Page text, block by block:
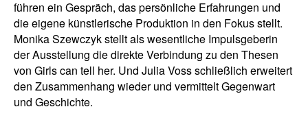
führen ein Gespräch, das persönliche Erfahrungen und
die eigene künstlerische Produktion in den Fokus stellt.
Monika Szewczyk stellt als wesentliche Impulsgeberin
der Ausstellung die direkte Verbindung zu den Thesen
von Girls can tell her. Und Julia Voss schließlich erweitert
den Zusammenhang wieder und vermittelt Gegenwart
und Geschichte.